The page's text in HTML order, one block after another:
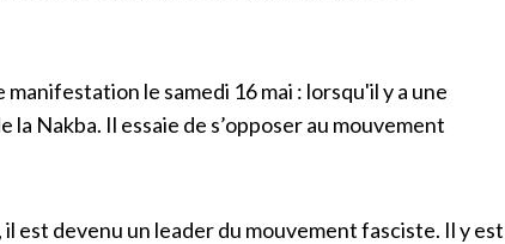
le samedi 16 mai : lorsqu'il y a une
Nakba. Il essaie de s’opposer au mouvement
est devenu un leader du mouvement fasciste. Il y est